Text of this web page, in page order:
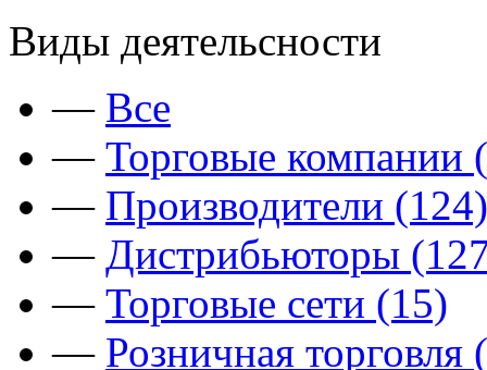
Виды деятельсности
— Все
— Торговые компании
— Производители (124)
— Дистрибьюторы
— Торговые сети (15)
— Розничная торговля